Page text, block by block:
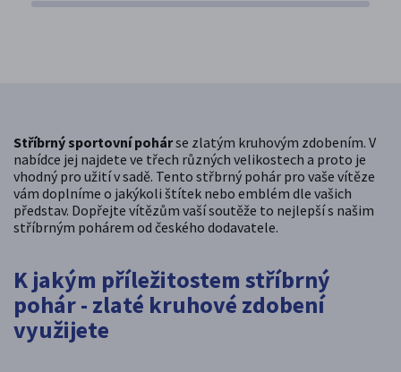
Stříbrný sportovní pohárse zlatým kruhovým zdobením. V
nabídce jej najdete ve třech různých velikostech a proto je
vhodný pro užití v sadě. Tento střbrný pohár pro vaše vítěze
vám doplníme o jakýkoli štítek nebo emblém dle vašich
představ. Dopřejte vítězům vaší soutěže to nejlepší s našim
stříbrným pohárem od českého dodavatele.
K jakým příležitostem stříbrný
pohár - zlaté kruhové zdobení
využijete